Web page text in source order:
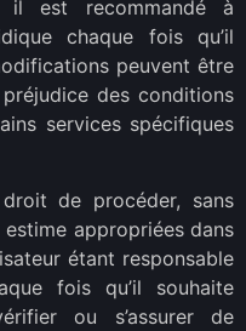
il est recommandé à
chaque fois qu’il
peuvent être
des conditions
services spécifiques
de procéder, sans
appropriées dans
étant responsable
fois qu’il souhaite
ou s’assurer de